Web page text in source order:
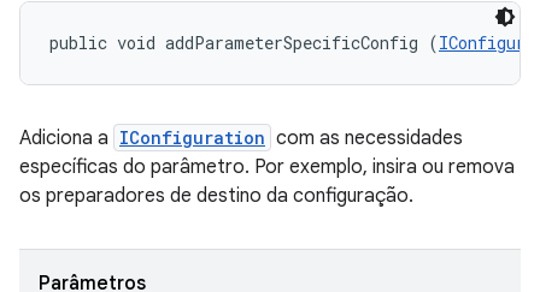
public void addParameterSpecificConfig (
Adiciona a IConfiguration com as necessidades
específicas do parâmetro. Por exemplo, insira ou remova
os preparadores de destino da configuração.
Parâmetros